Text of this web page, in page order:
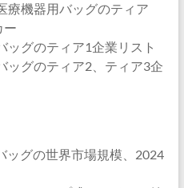
療機器用バッグのティア
ー
グのティア1企業リスト
グのティア2、ティア3企
グの世界市場規模、2024